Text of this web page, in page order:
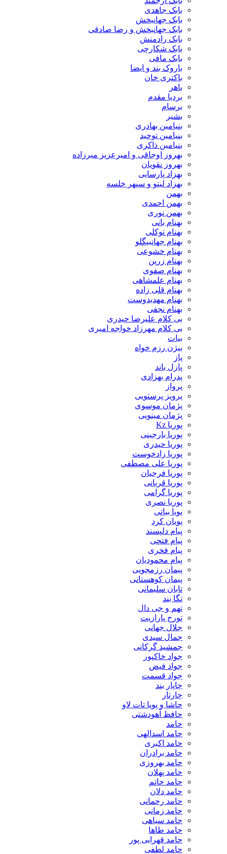
بابک جاهدی
بابک جهانبخش
بابک جهانبخش و رضا صادقی
بابک رادمنش
بابک شکارچی
بابک مافی
باروک بند و ایضا
باکتری خان
باهر
بردیا مقدم
برسام
بشیر
بنیامین بهادری
بنیامین توحید
بنیامین ذاکری
بهروز اوجاقی و امیرعزیز میرزاده
بهروز نقویان
بهزاد پارسایی
بهزاد لیتو و سپهر خلسه
بهمن
بهمن احمدی
بهمن نوری
بهنام بانی
بهنام توکلی
بهنام جهانبیگلو
بهنام خشوعی
بهنام زرین
بهنام صفوی
بهنام علمشاهی
بهنام قلی زاده
بهنام مهدیدوست
بهنام نجفی
بی کلام علیرضا حیدری
بی کلام مهرزاد خواجه امیری
بیات
بیژن رزم خواه
پاز
پازل باند
پدرام بهزادی
پرواز
پرویز پرستویی
پژمان موسوی
پژمان مینویی
پوریا Kz
پوریا بارجینی
پوریا حیدری
پوریا زادخوست
پوریا علی مصطفی
پوریا فرجیان
پوریا قربانی
پوریا گرامی
پوریا نصری
پویا بیاتی
پویان کرد
پیام دلپسند
پیام فتحی
پیام فخری
پیام محمودیان
پیمان رزمجویی
پیمان کوهستانی
تابان سلیمانی
تگا بند
تهم و جی دال
تورج پارازیت
جلال جهانی
جمال سیدی
جمشید گرکانی
جواد خاکپور
جواد فیض
جواد قسمت
چاپار بند
چارتار
حاشا و پویا تات لاو
حافظ آهودشتی
حامد
حامد اسدالهی
حامد اکبری
حامد برادران
حامد بهروزی
حامد پهلان
حامد حاتم
حامد دلان
حامد رحمانی
حامد زمانی
حامد سیاهی
حامد طاها
حامد قهرایی پور
حامد لطفی